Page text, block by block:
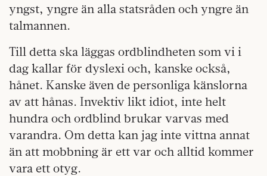
yngst, yngre än alla statsråden och yngre än
talmannen.
Till detta ska läggas ordblindheten som vi i
dag kallar för dyslexi och, kanske också,
hånet. Kanske även de personliga känslorna
av att hånas. Invektiv likt idiot, inte helt
hundra och ordblind brukar varvas med
varandra. Om detta kan jag inte vittna annat
än att mobbning är ett var och alltid kommer
vara ett otyg.